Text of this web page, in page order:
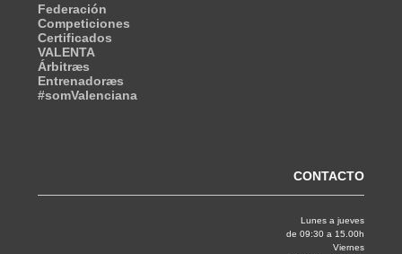
Federación
Competiciones
Certificados
VALENTA
Árbitræs
Entrenadoræs
#somValenciana
CONTACTO
Lunes a jueves
de 09:30 a 15.00h
Viernes